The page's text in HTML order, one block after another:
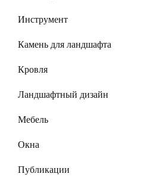
Инструмент
Камень для ландшафта
Кровля
Ландшафтный дизайн
Мебель
Окна
Публикации